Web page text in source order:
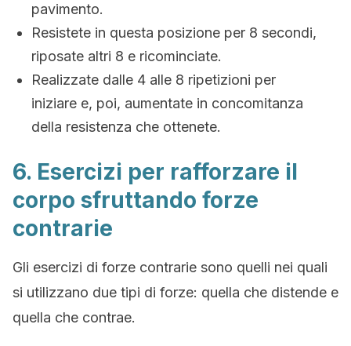
pavimento.
Resistete in questa posizione per 8 secondi,
riposate altri 8 e ricominciate.
Realizzate dalle 4 alle 8 ripetizioni per
iniziare e, poi, aumentate in concomitanza
della resistenza che ottenete.
6. Esercizi per rafforzare il
corpo sfruttando forze
contrarie
Gli esercizi di forze contrarie sono quelli nei quali
si utilizzano due tipi di forze: quella che distende e
quella che contrae.